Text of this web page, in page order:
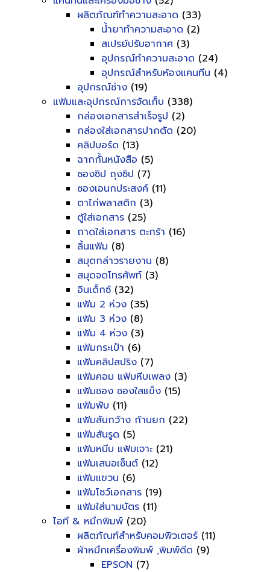
ผลิตภัณฑ์ทำความสะอาด (33)
น้ำยาทำความสะอาด (2)
สเปรย์ปรับอากาศ (3)
อุปกรณ์ทำความสะอาด (24)
อุปกรณ์สำหรับห้องแคนทีน (4)
อุปกรณ์ช่าง (19)
แฟ้มและอุปกรณ์การจัดเก็บ (338)
กล่องเอกสารสำเร็จรูป (2)
กล่องใส่เอกสารปากตัด (20)
คลิปบอร์ด (13)
ฉากกั้นหนังสือ (5)
ซองซิป ถุงซิป (7)
ซองเอนกประสงค์ (11)
ตาไก่พลาสติก (3)
ตู้ใส่เอกสาร (25)
ถาดใส่เอกสาร ตะกร้า (16)
ลิ้นแฟ้ม (8)
สมุดกล่าวรายงาน (8)
สมุดจดโทรศัพท์ (3)
อินเด็กซ์ (32)
แฟ้ม 2 ห่วง (35)
แฟ้ม 3 ห่วง (8)
แฟ้ม 4 ห่วง (3)
แฟ้มกระเป๋า (6)
แฟ้มคลิปสปริง (7)
แฟ้มคอม แฟ้มหีบเพลง (3)
แฟ้มซอง ซองใสแข็ง (15)
แฟ้มพับ (11)
แฟ้มสันกว้าง ก้านยก (22)
แฟ้มสันรูด (5)
แฟ้มหนีบ แฟ้มเจาะ (21)
แฟ้มเสนอเซ็นต์ (12)
แฟ้มแขวน (6)
แฟ้มโชว์เอกสาร (19)
แฟ้มใส่นามบัตร (11)
ไอที & หมึกพิมพ์ (20)
ผลิตภัณฑ์สำหรับคอมพิวเตอร์ (11)
ผ้าหมึกเครื่องพิมพ์ ,พิมพ์ดีด (9)
EPSON (7)